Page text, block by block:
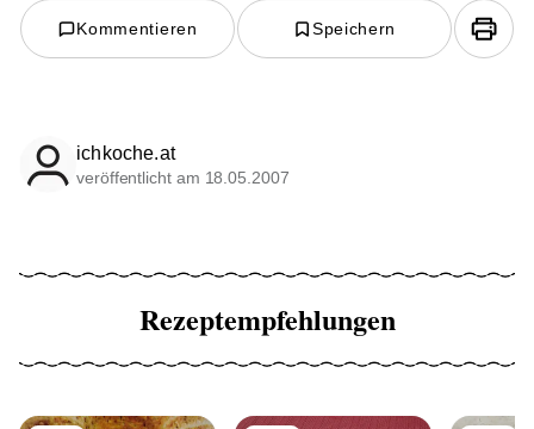
Kommentieren Speichern
ichkoche.at
veröffentlicht am 18.05.2007
Rezeptempfehlungen